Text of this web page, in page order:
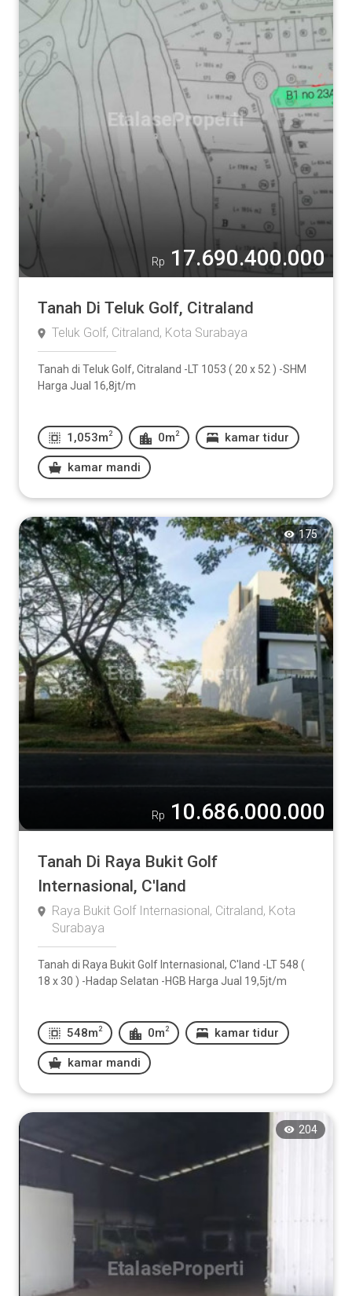
Rp 17.690.400.000
Tanah Di Teluk Golf, Citraland
Teluk Golf, Citraland, Kota Surabaya
Tanah di Teluk Golf, Citraland -LT 1053 ( 20 x 52 ) -SHM
Harga Jual 16,8jt/m
1,053m 2 0m 2 kamar tidur
kamar mandi
175
Rp 10.686.000.000
Tanah Di Raya Bukit Golf
Internasional, C'land
Raya Bukit Golf Internasional, Citraland, Kota
Surabaya
Tanah di Raya Bukit Golf Internasional, C'land -LT 548 (
18 x 30 ) -Hadap Selatan -HGB Harga Jual 19,5jt/m
548m 2 0m 2 kamar tidur
kamar mandi
204